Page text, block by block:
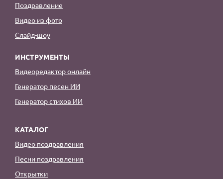
Поздравление
Видео из фото
Слайд-шоу
ИНСТРУМЕНТЫ
Видеоредактор онлайн
Генератор песен ИИ
Генератор стихов ИИ
КАТАЛОГ
Видео поздравления
Песни поздравления
Открытки